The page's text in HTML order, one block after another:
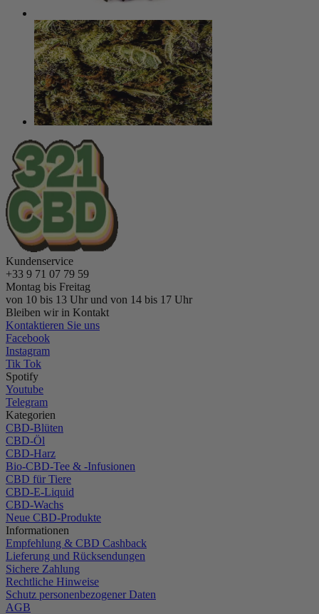
Kundenservice
+33 9 71 07 79 59
Montag bis Freitag
von 10 bis 13 Uhr und von 14 bis 17 Uhr
Bleiben wir in Kontakt
Kontaktieren Sie uns
Facebook
Instagram
Tik Tok
Spotify
Youtube
Telegram
Kategorien
CBD-Blüten
CBD-Öl
CBD-Harz
Bio-CBD-Tee & -Infusionen
CBD für Tiere
CBD-E-Liquid
CBD-Wachs
Neue CBD-Produkte
Informationen
Empfehlung & CBD Cashback
Lieferung und Rücksendungen
Sichere Zahlung
Rechtliche Hinweise
Schutz personenbezogener Daten
AGB